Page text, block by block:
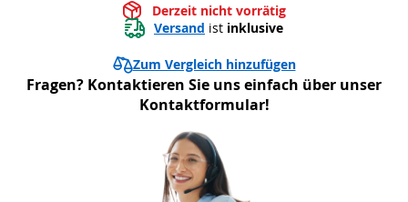
Derzeit nicht vorrätig
Versand ist inklusive
Zum Vergleich hinzufügen
Fragen? Kontaktieren Sie uns einfach über unser
Kontaktformular!